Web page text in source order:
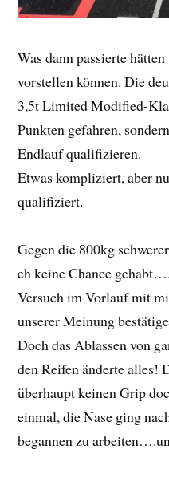
Was dann passierte
vorstellen können. Die
3,5t Limited Modified-
Punkten gefahren,
Endlauf qualifizieren.
Etwas kompliziert, aber
qualifiziert.
Gegen die 800kg
eh keine Chance
Versuch im Vorlauf mit
unserer Meinung
Doch das Ablassen von
den Reifen änderte alles!
überhaupt keinen Grip
einmal, die Nase ging
begannen zu